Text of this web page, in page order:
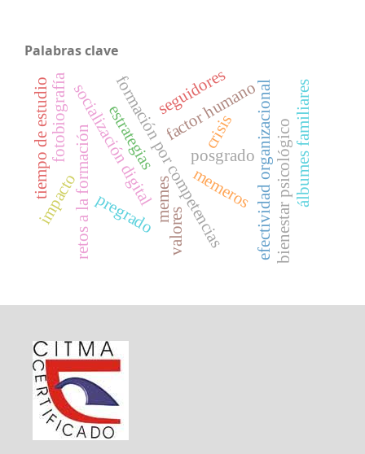
Palabras clave
formación por competencias
posgrado
pregrado
retos a la formación efectividad organizacional
factor humano
memes memeros
seguidores
bienestar psicológico
socialización digital
impacto
valores
estrategias
tiempo de estudio álbumes familiares
fotobiografía crisis